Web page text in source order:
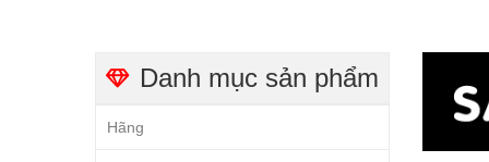
Danh mục sản phẩm
Hãng